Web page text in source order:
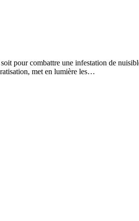
pour combattre une infestation de
met en lumière les…